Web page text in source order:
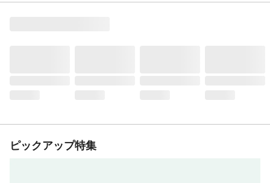
ピックアップ特集